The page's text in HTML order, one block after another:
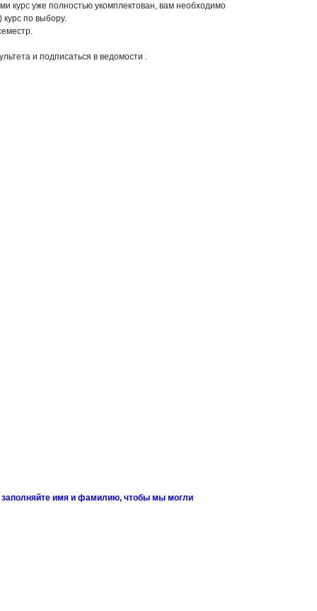
курс уже полностью укомплектован, вам необходимо
курс по выбору.
и подписаться в ведомости .
заполняйте имя и фамилию, чтобы мы могли